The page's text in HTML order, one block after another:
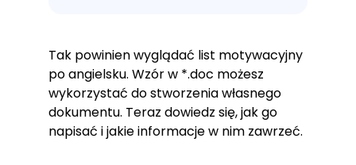
previous role in Sephora I was awarded
Seller of the Month three times in a
row (December 2019, January 2020,
February 2021).
Currently, I am also a student of Pro
Make-up Academy in London pursuing
Tak powinien wyglądać list motywacyjny
po angielsku. Wzór w *.doc możesz
wykorzystać do stworzenia własnego
dokumentu. Teraz dowiedz się, jak go
napisać i jakie informacje w nim zawrzeć.